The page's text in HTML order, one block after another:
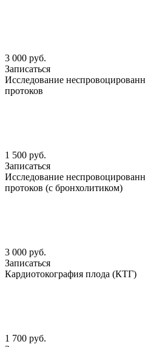
3 000 руб.
Записаться
Исследование
протоков
1 500 руб.
Записаться
Исследование
протоков (с бронхолитиком)
3 000 руб.
Записаться
Кардиотокография плода (КТГ)
1 700 руб.